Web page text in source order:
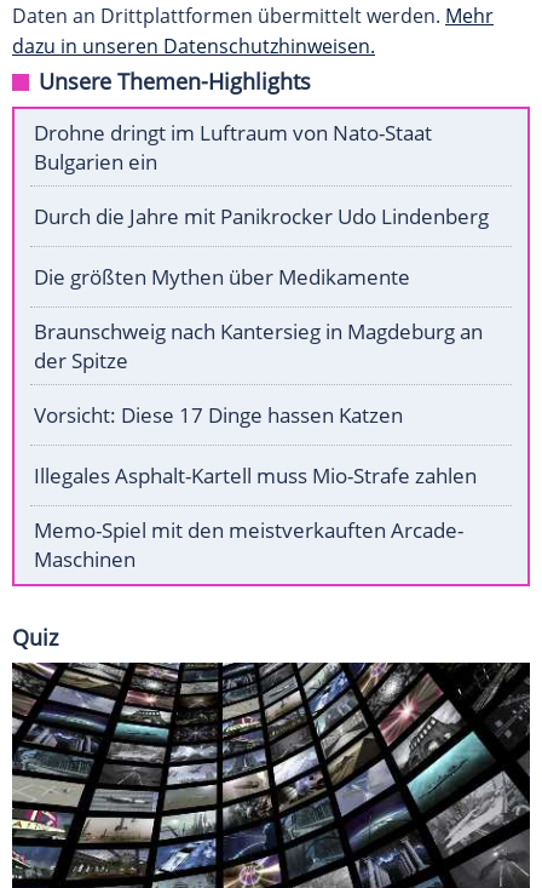
Daten an Drittplattformen übermittelt werden. Mehr
dazu in unseren Datenschutzhinweisen.
Unsere Themen-Highlights
Drohne dringt im Luftraum von Nato-Staat
Bulgarien ein
Durch die Jahre mit Panikrocker Udo Lindenberg
Die größten Mythen über Medikamente
Braunschweig nach Kantersieg in Magdeburg an
der Spitze
Vorsicht: Diese 17 Dinge hassen Katzen
Illegales Asphalt-Kartell muss Mio-Strafe zahlen
Memo-Spiel mit den meistverkauften Arcade-
Maschinen
Quiz